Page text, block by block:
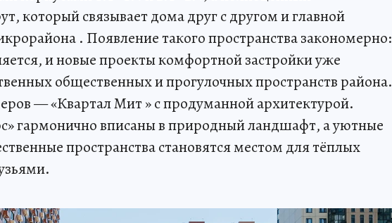
который связывает дома друг с другом и главной
. Появление такого пространства закономерно:
и новые проекты комфортной застройки уже
общественных и прогулочных пространств района.
— «Квартал Мит » с продуманной архитектурой.
гармонично вписаны в природный ландшафт, а уютные
пространства становятся местом для тёплых